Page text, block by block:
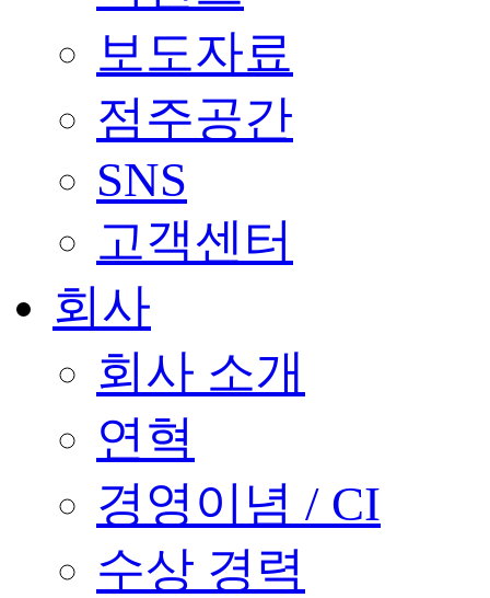
보도자료
점주공간
SNS
고객센터
회사
회사 소개
연혁
경영이념 / CI
수상 경력